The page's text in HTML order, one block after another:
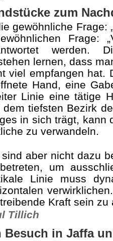
zum
gewöhnliche Frage:
Frage:
werden.
lernen, dass
viel empfangen hat.
Hand, eine
Linie eine tätige
dem tiefsten Bezirk
in sich trägt, kann
zu verwandeln.
aber nicht dazu
um
Linie muss
Kraft sein zu
Tillich
Besuch in Jaffa